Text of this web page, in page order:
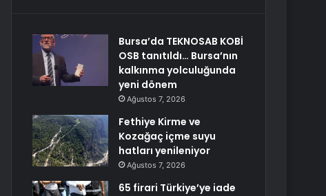
Bursa’da TEKNOSAB KOBİ
OSB tanıtıldı… Bursa’nın
kalkınma yolculuğunda
yeni dönem
Ağustos 7, 2026
Fethiye Kirme ve
Kozağaç içme suyu
hatları yenileniyor
Ağustos 7, 2026
65 firari Türkiye’ye iade